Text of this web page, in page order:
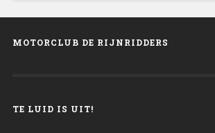
MOTORCLUB DE RIJNRIDDERS
TE LUID IS UIT!